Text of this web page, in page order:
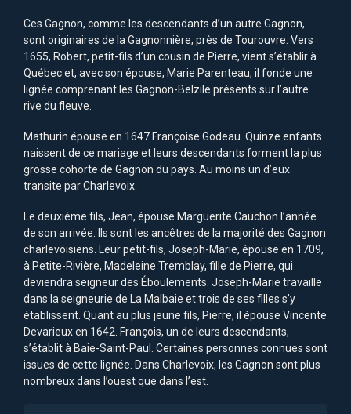
Ces Gagnon, comme les descendants d’un autre Gagnon,
sont originaires de la Gagnonnière, près de Tourouvre. Vers
1655, Robert, petit-fils d’un cousin de Pierre, vient s’établir à
Québec et, avec son épouse, Marie Parenteau, il fonde une
lignée comprenant les Gagnon-Belzile présents sur l’autre
rive du fleuve.
Mathurin épouse en 1647 Françoise Godeau. Quinze enfants
naissent de ce mariage et leurs descendants forment la plus
grosse cohorte de Gagnon du pays. Au moins un d’eux
transite par Charlevoix.
Le deuxième fils, Jean, épouse Marguerite Cauchon l’année
de son arrivée. Ils sont les ancêtres de la majorité des Gagnon
charlevoisiens. Leur petit-fils, Joseph-Marie, épouse en 1709,
à Petite-Rivière, Madeleine Tremblay, fille de Pierre, qui
deviendra seigneur des Éboulements. Joseph-Marie travaille
dans la seigneurie de La Malbaie et trois de ses filles s’y
établissent. Quant au plus jeune fils, Pierre, il épouse Vincente
Devarieux en 1642. François, un de leurs descendants,
s’établit à Baie-Saint-Paul. Certaines personnes connues sont
issues de cette lignée. Dans Charlevoix, les Gagnon sont plus
nombreux dans l’ouest que dans l’est.